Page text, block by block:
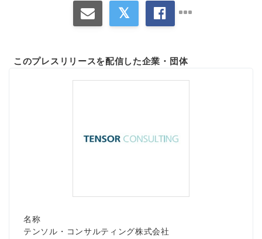
このプレスリリースを配信した企業・団体
名称
テンソル・コンサルティング株式会社